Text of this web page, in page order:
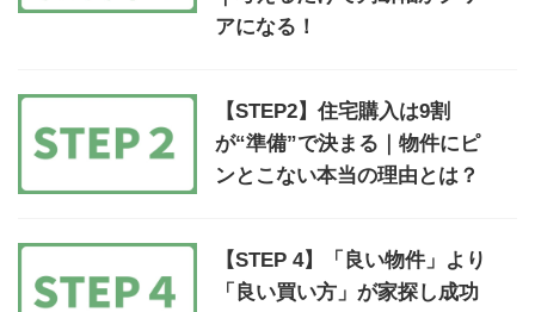
アになる！
【STEP2】住宅購入は9割
が“準備”で決まる｜物件にピ
ンとこない本当の理由とは？
【STEP 4】「良い物件」より
「良い買い方」が家探し成功